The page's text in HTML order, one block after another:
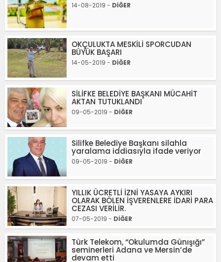
14-08-2019 - DİĞER
OKÇULUKTA MESKİLİ SPORCUDAN
BÜYÜK BAŞARI
14-05-2019 - DİĞER
SİLİFKE BELEDİYE BAŞKANI MÜCAHİT
AKTAN TUTUKLANDI
09-05-2019 - DİĞER
Silifke Belediye Başkanı silahla
yaralama iddiasıyla ifade veriyor
09-05-2019 - DİĞER
YILLIK ÜCRETLİ İZNİ YASAYA AYKIRI
OLARAK BÖLEN İŞVERENLERE İDARİ PARA
CEZASI VERİLİR.
07-05-2019 - DİĞER
Türk Telekom, “Okulumda Günışığı”
seminerleri Adana ve Mersin’de
devam etti